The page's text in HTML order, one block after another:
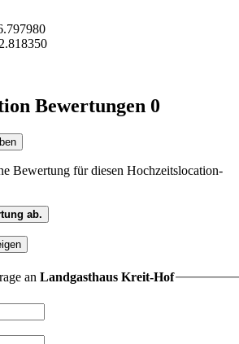
Bewertungen 0
Bewertung für diesen Hochzeitslocation-
ab.
an Landgasthaus Kreit-Hof